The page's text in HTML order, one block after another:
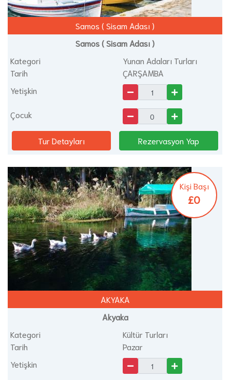
Samos ( Sisam Adası )
Samos ( Sisam Adası )
Kategori
Yunan Adaları Turları
Tarih
ÇARŞAMBA
Yetişkin
Çocuk
Tur Detayları Rezervasyon Yap
AKYAKA
Akyaka
Kişi Başı
£0
Kategori
Kültür Turları
Tarih
Pazar
Yetişkin